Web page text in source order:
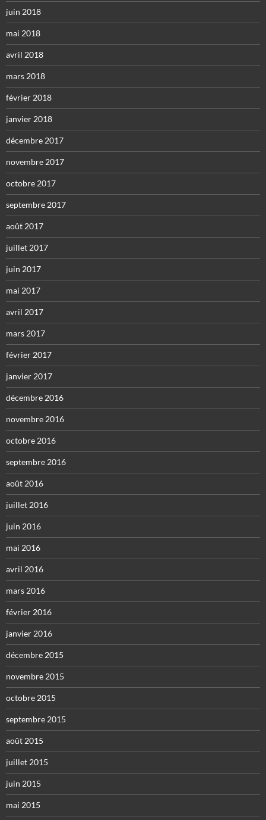
juin 2018
mai 2018
avril 2018
mars 2018
février 2018
janvier 2018
décembre 2017
novembre 2017
octobre 2017
septembre 2017
août 2017
juillet 2017
juin 2017
mai 2017
avril 2017
mars 2017
février 2017
janvier 2017
décembre 2016
novembre 2016
octobre 2016
septembre 2016
août 2016
juillet 2016
juin 2016
mai 2016
avril 2016
mars 2016
février 2016
janvier 2016
décembre 2015
novembre 2015
octobre 2015
septembre 2015
août 2015
juillet 2015
juin 2015
mai 2015